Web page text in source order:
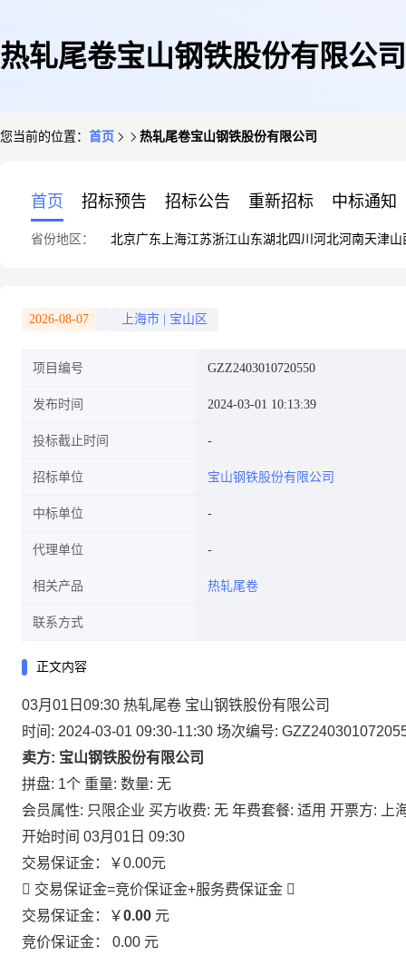
热轧尾卷宝山钢铁股份有限公司
您当前的位置： 首页 热轧尾卷宝山钢铁股份有限公司
首页 招标预告 招标公告 重新招标 中标通知
省份地区： 北京广东 上海江苏浙江山东湖北四川 河北河南天津山
2026-08-07 上海市 宝山区
项目编号 GZZ2403010720550
发布时间 2024-03-01 10:13:39
投标截止时间
招标单位 宝山钢铁股份有限公司
中标单位
代理单位
相关产品 热轧尾卷
联系方式
正文内容
03月01日09:30 热轧尾卷 宝山钢铁股份有限公司
时间: 2024-03-01 09:30-11:30 场次编号:
卖方: 宝山钢铁股份有限公司
拼盘: 1个 重量: 数量: 无
会员属性: 只限企业 买方收费: 无 年费套餐: 适用 开票方: 上
开始时间 03月01日 09:30
交易保证金：
￥0.00元
 交易保证金=竞价保证金+服务费保证金 
交易保证金：￥0.00 元
竞价保证金： 0.00 元